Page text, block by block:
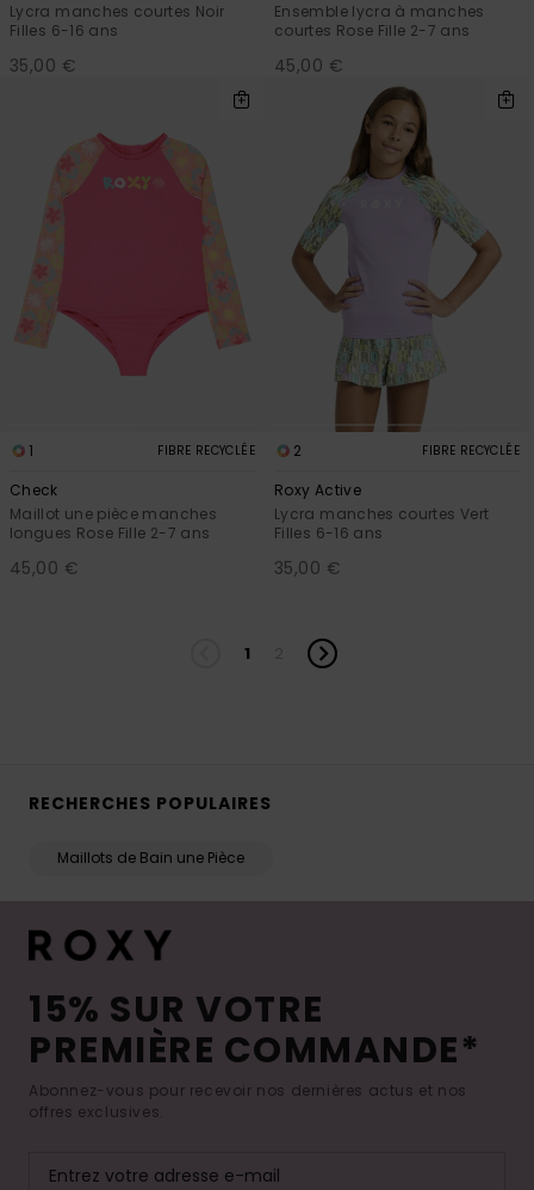
Lycra manches courtes Noir
Filles 6-16 ans
35,00 €
Ensemble lycra à manches
courtes Rose Fille 2-7 ans
45,00 €
1 FIBRE RECYCLÉE
Check
Maillot une pièce manches
longues Rose Fille 2-7 ans
45,00 €
2 FIBRE RECYCLÉE
Roxy Active
Lycra manches courtes Vert
Filles 6-16 ans
35,00 €
1
RECHERCHES POPULAIRES
Maillots de Bain une Pièce
15% SUR VOTRE
PREMIÈRE COMMANDE*
Abonnez-vous pour recevoir nos dernières actus et nos
offres exclusives.